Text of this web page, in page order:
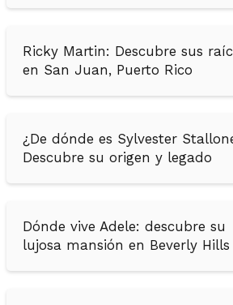
Ricky Martin: Descubre sus
en San Juan, Puerto Rico
¿De dónde es Sylvester
Descubre su origen y legado
Dónde vive Adele: descubre su
lujosa mansión en Beverly Hills